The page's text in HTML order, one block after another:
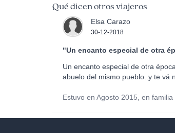
Qué dicen otros viajeros
Elsa Carazo
30-12-2018
"Un encanto especial de otra
Un encanto especial de otra
abuelo del mismo pueblo..y te vá
Estuvo en Agosto 2015, en familia